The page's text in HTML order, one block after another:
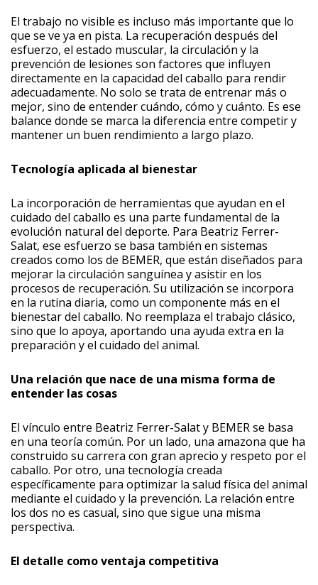
El trabajo no visible es incluso más importante que lo
que se ve ya en pista. La recuperación después del
esfuerzo, el estado muscular, la circulación y la
prevención de lesiones son factores que influyen
directamente en la capacidad del caballo para rendir
adecuadamente. No solo se trata de entrenar más o
mejor, sino de entender cuándo, cómo y cuánto. Es ese
balance donde se marca la diferencia entre competir y
mantener un buen rendimiento a largo plazo.
Tecnología aplicada al bienestar
La incorporación de herramientas que ayudan en el
cuidado del caballo es una parte fundamental de la
evolución natural del deporte. Para Beatriz Ferrer-
Salat, ese esfuerzo se basa también en sistemas
creados como los de BEMER, que están diseñados para
mejorar la circulación sanguínea y asistir en los
procesos de recuperación. Su utilización se incorpora
en la rutina diaria, como un componente más en el
bienestar del caballo. No reemplaza el trabajo clásico,
sino que lo apoya, aportando una ayuda extra en la
preparación y el cuidado del animal.
Una relación que nace de una misma forma de
entender las cosas
El vínculo entre Beatriz Ferrer-Salat y BEMER se basa
en una teoría común. Por un lado, una amazona que ha
construido su carrera con gran aprecio y respeto por el
caballo. Por otro, una tecnología creada
específicamente para optimizar la salud física del animal
mediante el cuidado y la prevención. La relación entre
los dos no es casual, sino que sigue una misma
perspectiva.
El detalle como ventaja competitiva